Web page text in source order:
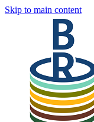
Skip to main content